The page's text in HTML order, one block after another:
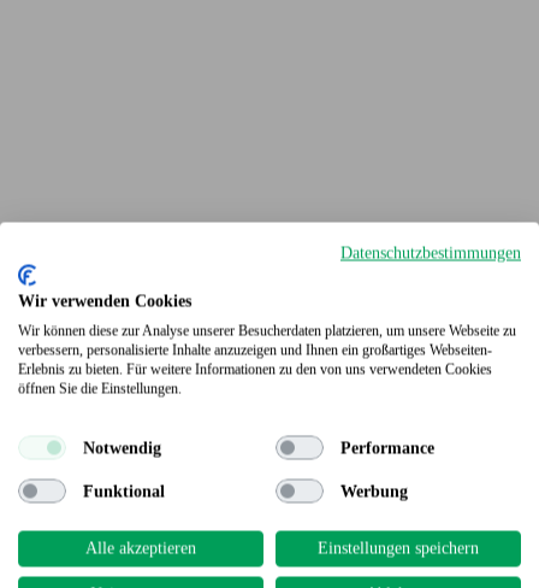
Terrassendielen
Datenschutzbestimmungen
Wir verwenden Cookies
Wir können diese zur Analyse unserer Besucherdaten platzieren, um unsere Webseite zu
verbessern, personalisierte Inhalte anzuzeigen und Ihnen ein großartiges Webseiten-
Erlebnis zu bieten. Für weitere Informationen zu den von uns verwendeten Cookies
öffnen Sie die Einstellungen.
Notwendig Performance
Funktional Werbung
Alle akzeptieren Einstellungen speichern